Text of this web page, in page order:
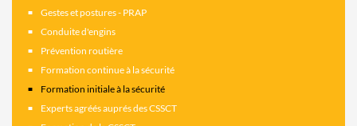
Gestes et postures - PRAP
Conduite d'engins
Prévention routière
Formation continue à la sécurité
Formation initiale à la sécurité
Experts agréés auprés des CSSCT